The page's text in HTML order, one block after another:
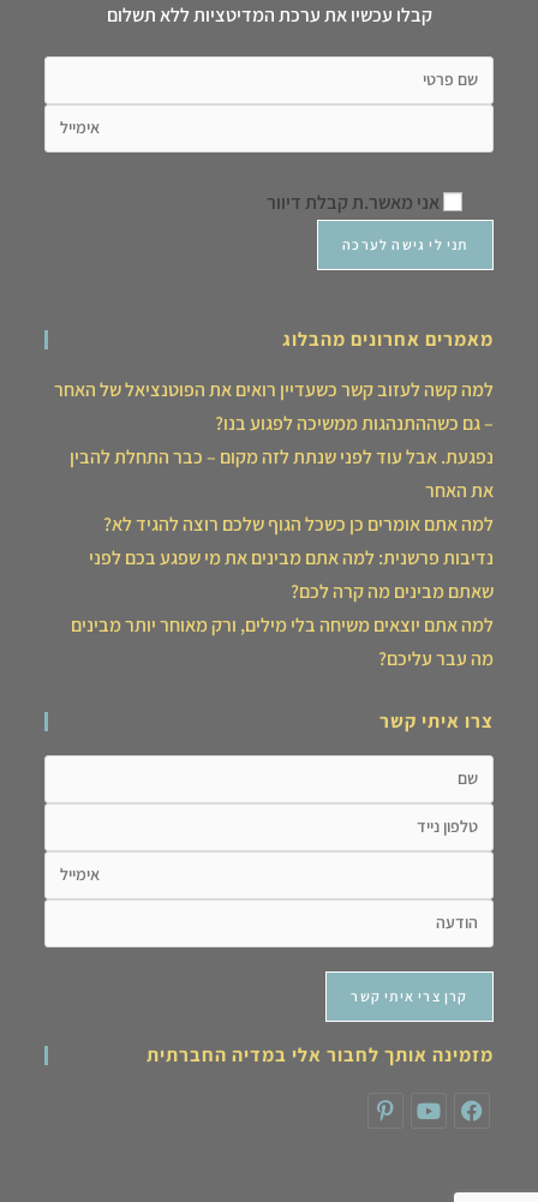
קבלו עכשיו את ערכת המדיטציות ללא תשלום
אני מאשר.ת קבלת דיוור
מאמרים אחרונים מהבלוג
למה קשה לעזוב קשר כשעדיין רואים את הפוטנציאל של האחר
– גם כשההתנהגות ממשיכה לפגוע בנו?
נפגעת. אבל עוד לפני שנתת לזה מקום – כבר התחלת להבין
את האחר
למה אתם אומרים כן כשכל הגוף שלכם רוצה להגיד לא?
נדיבות פרשנית: למה אתם מבינים את מי שפגע בכם לפני
שאתם מבינים מה קרה לכם?
למה אתם יוצאים משיחה בלי מילים, ורק מאוחר יותר מבינים
מה עבר עליכם?
צרו איתי קשר
מזמינה אותך לחבור אלי במדיה החברתית